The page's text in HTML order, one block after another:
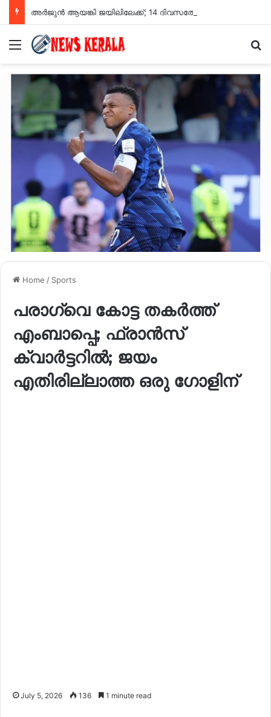
Menu
Home / Sports
പരാഗ്വെ കോട്ട തകർത്ത്
എംബാപ്പെ; ഫ്രാൻസ്
ക്വാർട്ടറിൽ; ജയം
എതിരില്ലാത്ത ഒരു ഗോളിന്
July 5, 2026 136 1 minute read